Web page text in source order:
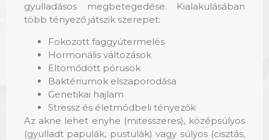
gyulladásos megbetegedése. Kialakulásában
több tényező játszik szerepet:
Fokozott faggyútermelés
Hormonális változások
Eltömődött pórusok
Baktériumok elszaporodása
Genetikai hajlam
Stressz és életmódbeli tényezők
Az akne lehet enyhe (mitesszeres), középsúlyos
(gyulladt papulák, pustulák) vagy súlyos (cisztás,